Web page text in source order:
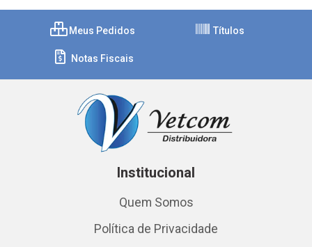
Meus Pedidos Títulos
Notas Fiscais
Institucional
Quem Somos
Política de Privacidade